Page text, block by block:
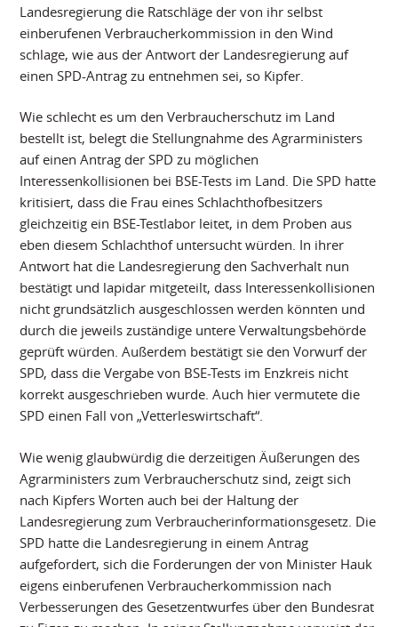
Landesregierung die Ratschläge der von ihr selbst
einberufenen Verbraucherkommission in den Wind
schlage, wie aus der Antwort der Landesregierung auf
einen SPD-Antrag zu entnehmen sei, so Kipfer.
Wie schlecht es um den Verbraucherschutz im Land
bestellt ist, belegt die Stellungnahme des Agrarministers
auf einen Antrag der SPD zu möglichen
Interessenkollisionen bei BSE-Tests im Land. Die SPD hatte
kritisiert, dass die Frau eines Schlachthofbesitzers
gleichzeitig ein BSE-Testlabor leitet, in dem Proben aus
eben diesem Schlachthof untersucht würden. In ihrer
Antwort hat die Landesregierung den Sachverhalt nun
bestätigt und lapidar mitgeteilt, dass Interessenkollisionen
nicht grundsätzlich ausgeschlossen werden könnten und
durch die jeweils zuständige untere Verwaltungsbehörde
geprüft würden. Außerdem bestätigt sie den Vorwurf der
SPD, dass die Vergabe von BSE-Tests im Enzkreis nicht
korrekt ausgeschrieben wurde. Auch hier vermutete die
SPD einen Fall von „Vetterleswirtschaft“.
Wie wenig glaubwürdig die derzeitigen Äußerungen des
Agrarministers zum Verbraucherschutz sind, zeigt sich
nach Kipfers Worten auch bei der Haltung der
Landesregierung zum Verbraucherinformationsgesetz. Die
SPD hatte die Landesregierung in einem Antrag
aufgefordert, sich die Forderungen der von Minister Hauk
eigens einberufenen Verbraucherkommission nach
Verbesserungen des Gesetzentwurfes über den Bundesrat